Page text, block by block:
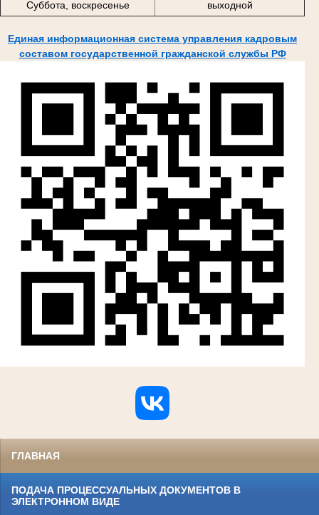
Суббота, воскресенье
выходной
Единая информационная система управления кадровым
составом государственной гражданской службы РФ
ГЛАВНАЯ
ПОДАЧА ПРОЦЕССУАЛЬНЫХ ДОКУМЕНТОВ В
ЭЛЕКТРОННОМ ВИДЕ